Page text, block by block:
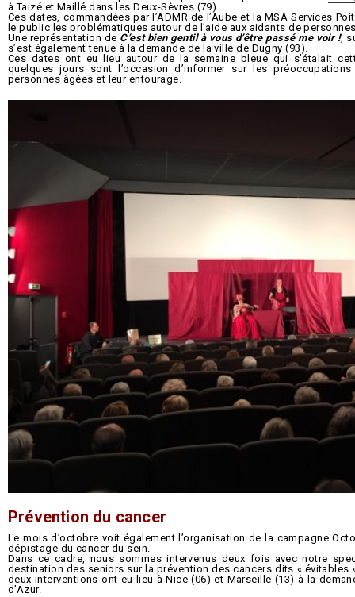
à Taizé et Maillé dans les Deux-Sèvres (79).
Ces dates, commandées par l’ADMR de l’Aube et la MSA Services
le public les problématiques autour de l’aide aux aidants de
Une représentation de C’est bien gentil à vous d’être passé me voir !,
s’est également tenue à la demande de la ville de Dugny (93).
Ces dates ont eu lieu autour de la semaine bleue qui s’étalait
quelques jours sont l’occasion d’informer sur les
personnes âgées et leur entourage.
Prévention du cancer
Le mois d’octobre voit également l’organisation de la campagne
dépistage du cancer du sein.
Dans ce cadre, nous sommes intervenus deux fois avec notre
destination des seniors sur la prévention des cancers dits « évitables
deux interventions ont eu lieu à Nice (06) et Marseille (13) à la
d’Azur.